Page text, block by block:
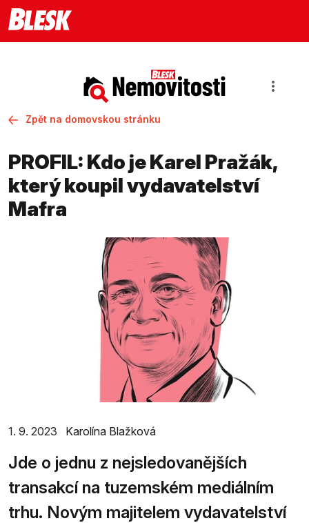
Zpět na domovskou stránku
PROFIL: Kdo je Karel Pražák,
který koupil vydavatelství
Mafra
1. 9. 2023 Karolína Blažková
Jde o jednu z nejsledovanějších
transakcí na tuzemském mediálním
trhu. Novým majitelem vydavatelství